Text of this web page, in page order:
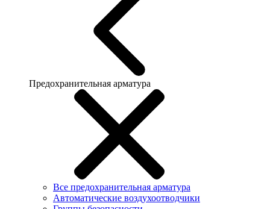
Предохранительная арматура
Все предохранительная арматура
Автоматические воздухоотводчики